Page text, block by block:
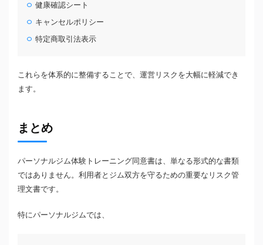
健康確認シート
キャンセルポリシー
特定商取引法表示
これらを体系的に整備することで、運営リスクを大幅に軽減でき
ます。
まとめ
パーソナルジム体験トレーニング同意書は、単なる形式的な書類
ではありません。利用者とジム双方を守るための重要なリスク管
理文書です。
特にパーソナルジムでは、